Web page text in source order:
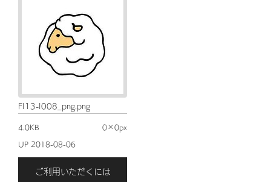
FI13-I008_png.png
4.0KB
0×0px
UP 2018-08-06
ご利用いただくには